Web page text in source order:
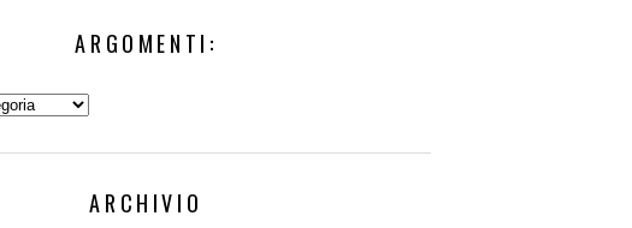
ARGOMENTI:
ARCHIVIO